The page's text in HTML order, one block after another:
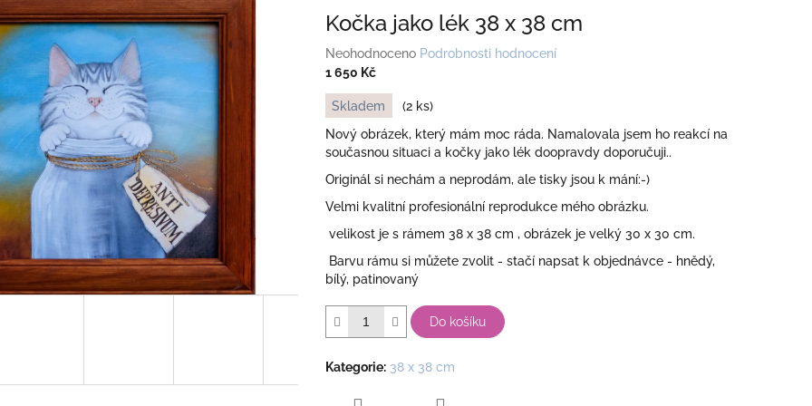
Kočka jako lék 38 x 38 cm
Průměrné
hodnocení
je
0,0
z
5
hvězdiček.
Neohodnoceno Podrobnosti hodnocení
1 650 Kč
Měrná
cena:
Skladem
(2 ks)
Nový obrázek, který mám moc ráda. Namalovala jsem ho reakcí na
současnou situaci a kočky jako lék doopravdy doporučuji..
Originál si nechám a neprodám, ale tisky jsou k mání:-)
Velmi kvalitní profesionální reprodukce mého obrázku.
velikost je s rámem 38 x 38 cm , obrázek je velký 30 x 30 cm.
Barvu rámu si můžete zvolit - stačí napsat k objednávce - hnědý,
bílý, patinovaný
Do košíku
Kategorie: 38 x 38 cm